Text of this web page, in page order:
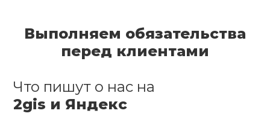
Выполняем обязательства
перед клиентами
Что пишут о нас на
2gis и Яндекс